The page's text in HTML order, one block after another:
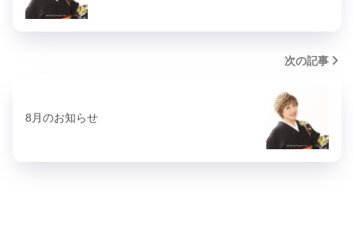
次の記事
8月のお知らせ